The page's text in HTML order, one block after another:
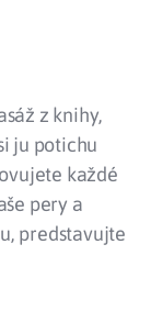
z knihy,
ju potichu
každé
pery a
predstavujte